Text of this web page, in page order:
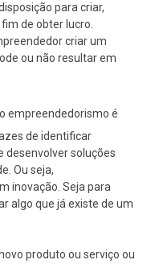
para criar,
de obter lucro.
criar um
ou não resultar em
empreendedorismo é
de identificar
desenvolver soluções
Ou seja,
inovação. Seja para
algo que já existe de um
produto ou serviço ou